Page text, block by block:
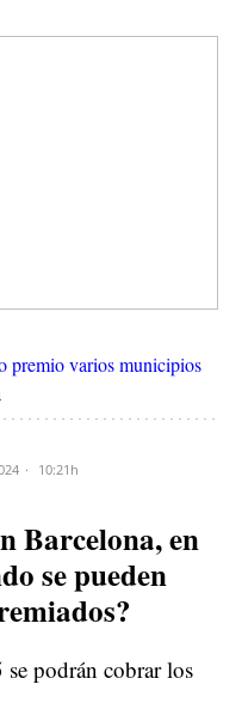
premio varios municipios
10:21h
Barcelona, en
se pueden
podrán cobrar los